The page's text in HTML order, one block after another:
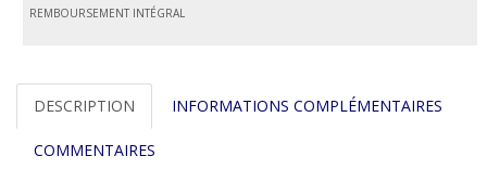
REMBOURSEMENT INTÉGRAL
DESCRIPTION INFORMATIONS COMPLÉMENTAIRES
COMMENTAIRES